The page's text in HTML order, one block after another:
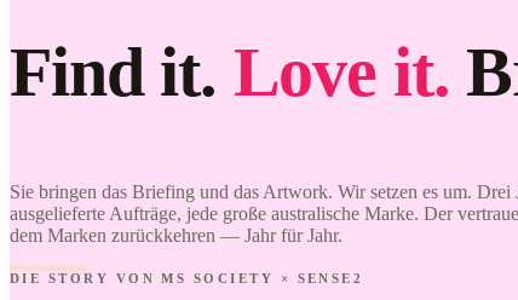
Find it. Love it.
Sie bringen das Briefing und das Artwork. Wir setzen es um. Drei
ausgelieferte Aufträge, jede große australische Marke. Der
dem Marken zurückkehren — Jahr für Jahr.
DIE STORY VON MS SOCIETY × SENSE2